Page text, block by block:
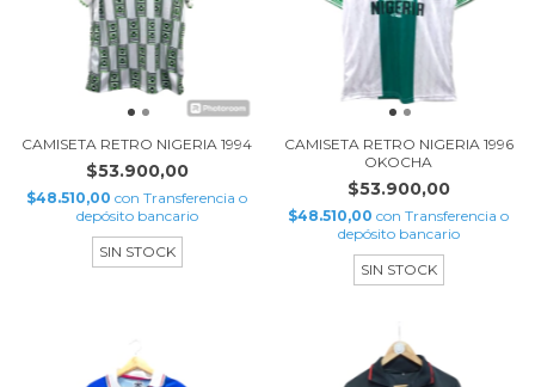
CAMISETA RETRO NIGERIA 1994
$53.900,00
$48.510,00 con Transferencia o
depósito bancario
SIN STOCK
CAMISETA RETRO NIGERIA 1996
OKOCHA
$53.900,00
$48.510,00 con Transferencia o
depósito bancario
SIN STOCK